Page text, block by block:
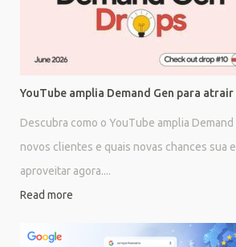
YouTube amplia Demand Gen para
Descubra como o YouTube amplia Demand
novos clientes e quais novas chances sua
aproveitar agora....
Read more